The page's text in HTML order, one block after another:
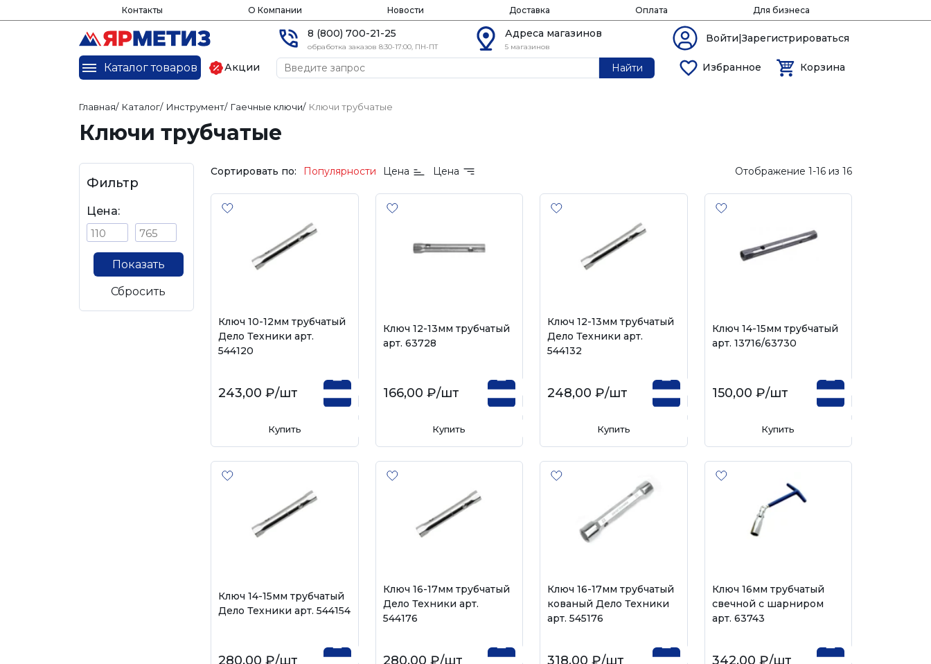
Контакты О Компании Новости Доставка Оплата Для бизнеса
8 (800) 700-21-25
обработка заказов 8:30-17:00, ПН-ПТ
Адреса магазинов
5 магазинов
Войти|Зарегистрироваться
Каталог товаров Акции Найти Избранное Корзина
Главная/ Каталог/ Инструмент/ Гаечные ключи/ Ключи трубчатые
Ключи трубчатые
Фильтр
Цена:
Показать
Сбросить
Сортировать по: Популярности Цена Цена Отображение 1-16 из 16
Ключ 10-12мм трубчатый
Дело Техники арт.
544120
243,00 ₽/шт
Купить
Ключ 12-13мм трубчатый
арт. 63728
166,00 ₽/шт
Купить
Ключ 12-13мм трубчатый
Дело Техники арт.
544132
248,00 ₽/шт
Купить
Ключ 14-15мм трубчатый
арт. 13716/63730
150,00 ₽/шт
Купить
Ключ 14-15мм трубчатый
Дело Техники арт. 544154
280,00 ₽/шт
Ключ 16-17мм трубчатый
Дело Техники арт.
544176
280,00 ₽/шт
Ключ 16-17мм трубчатый
кованый Дело Техники
арт. 545176
318,00 ₽/шт
Ключ 16мм трубчатый
свечной с шарниром
арт. 63743
342,00 ₽/шт